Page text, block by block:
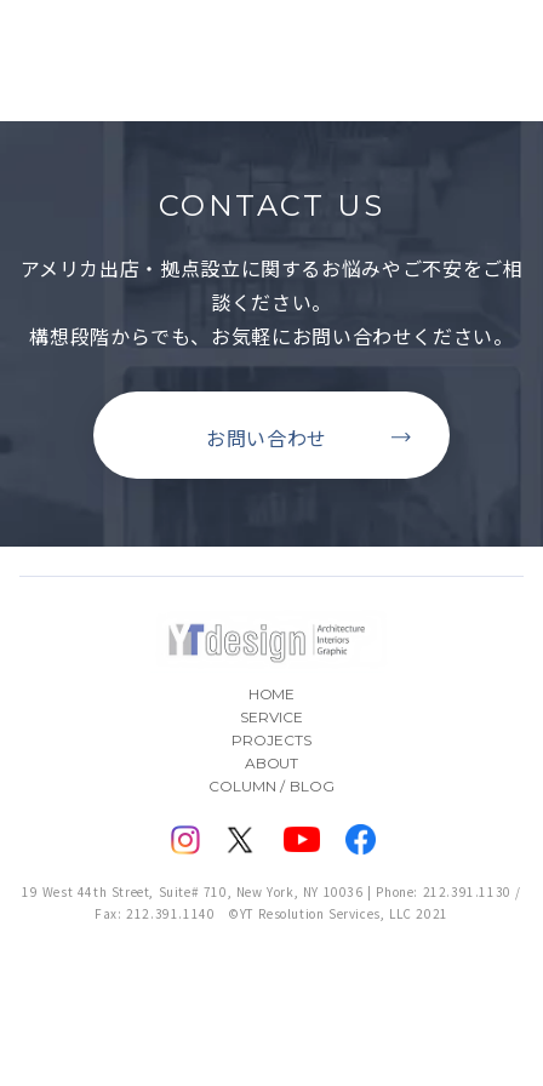
CONTACT US
アメリカ出店・拠点設立に関するお悩みやご不安をご相
談ください。
構想段階からでも、お気軽にお問い合わせください。
お問い合わせ
HOME
SERVICE
PROJECTS
ABOUT
COLUMN / BLOG
19 West 44th Street, Suite# 710, New York, NY 10036 | Phone: 212.391.1130 /
Fax: 212.391.1140 ©YT Resolution Services, LLC 2021